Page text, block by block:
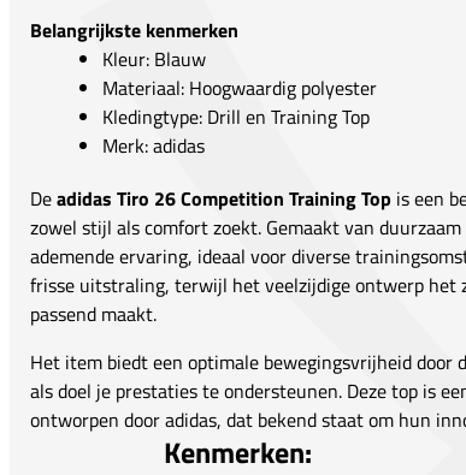
Belangrijkste kenmerken
Kleur: Blauw
Materiaal: Hoogwaardig polyester
Kledingtype: Drill en Training Top
Merk: adidas
Deadidas Tiro 26 Competition Training Top is een
zowel stijl als comfort zoekt. Gemaakt van
ademende ervaring, ideaal voor diverse
frisse uitstraling, terwijl het veelzijdige ontwerp het
passend maakt.
Het item biedt een optimale bewegingsvrijheid door
als doel je prestaties te ondersteunen. Deze top is
ontworpen door adidas, dat bekend staat om hun
Kenmerken: